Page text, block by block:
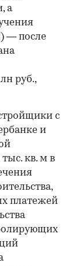
а
— после
руб.,
с
и
кв. м в
платежей